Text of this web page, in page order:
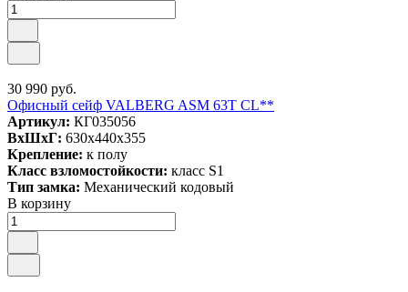
30 990 руб.
Офисный сейф VALBERG ASM 63T CL**
Артикул: КГ035056
ВxШxГ: 630x440x355
Крепление: к полу
Класс взломостойкости: класс S1
Тип замка: Механический кодовый
В корзину